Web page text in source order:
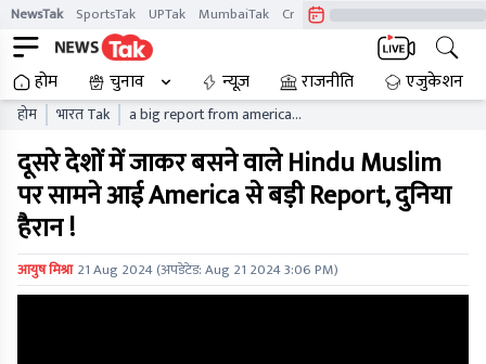
NewsTak SportsTak UPTak MumbaiTak CrimeTak
होम चुनाव न्यूज़ राजनीति एजुकेशन
होम भारत Tak
a big report from america
muslims who have settled
in other countries the
world is shocked
दूसरे देशों में जाकर बसने वाले Hindu Muslim
पर सामने आई America से बड़ी Report, दुनिया
हैरान !
आयुष मिश्रा 21 Aug 2024(अपडेटेड:Aug 21 2024 3:06 PM)